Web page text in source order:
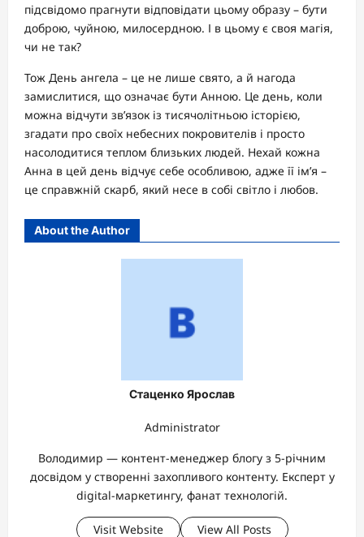
підсвідомо прагнути відповідати цьому образу – бути
доброю, чуйною, милосердною. І в цьому є своя магія,
чи не так?
Тож День ангела – це не лише свято, а й нагода
замислитися, що означає бути Анною. Це день, коли
можна відчути зв’язок із тисячолітньою історією,
згадати про своїх небесних покровителів і просто
насолодитися теплом близьких людей. Нехай кожна
Анна в цей день відчує себе особливою, адже її ім’я –
це справжній скарб, який несе в собі світло і любов.
About the Author
Стаценко Ярослав
Administrator
Володимир — контент-менеджер блогу з 5-річним
досвідом у створенні захопливого контенту. Експерт у
digital-маркетингу, фанат технологій.
Visit Website View All Posts